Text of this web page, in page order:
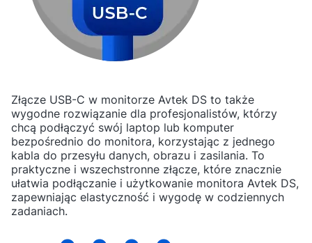
Złącze USB-C w monitorze Avtek DS to także
wygodne rozwiązanie dla profesjonalistów, którzy
chcą podłączyć swój laptop lub komputer
bezpośrednio do monitora, korzystając z jednego
kabla do przesyłu danych, obrazu i zasilania. To
praktyczne i wszechstronne złącze, które znacznie
ułatwia podłączanie i użytkowanie monitora Avtek DS,
zapewniając elastyczność i wygodę w codziennych
zadaniach.